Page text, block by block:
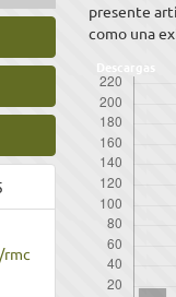
presente
como una
Descargas